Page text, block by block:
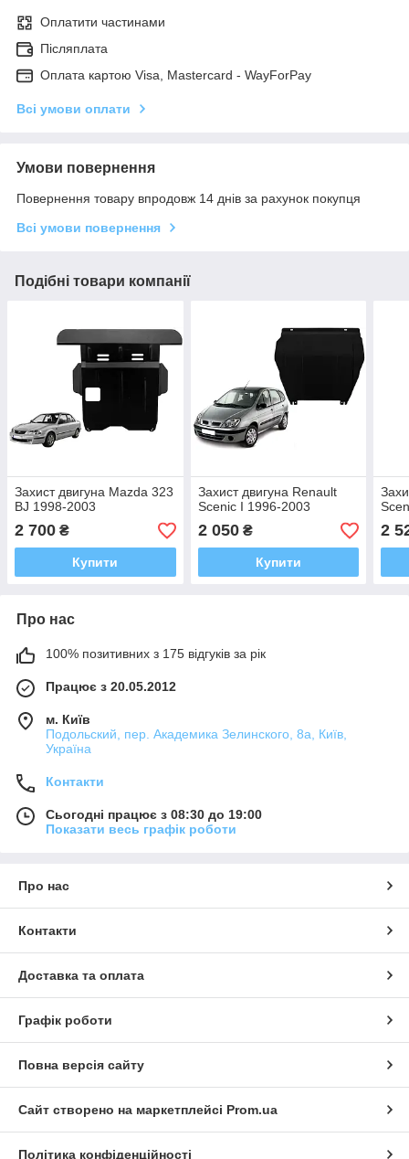
Оплатити частинами
Післяплата
Оплата картою Visa, Mastercard - WayForPay
Всі умови оплати
Умови повернення
Повернення товару впродовж 14 днів за рахунок покупця
Всі умови повернення
Подібні товари компанії
Захист двигуна Mazda 323
BJ 1998-2003
2 700 ₴
Купити
Захист двигуна Renault
Scenic I 1996-2003
2 050₴
Купити
2
Про нас
100% позитивних з 175 відгуків за рік
Працює з 20.05.2012
м. Київ
Подольский, пер. Академика Зелинского, 8а, Київ,
Україна
Контакти
Сьогодні працює з 08:30 до 19:00
Показати весь графік роботи
Про нас
Контакти
Доставка та оплата
Графік роботи
Повна версія сайту
Сайт створено на маркетплейсі Prom.ua
Політика конфіденційності